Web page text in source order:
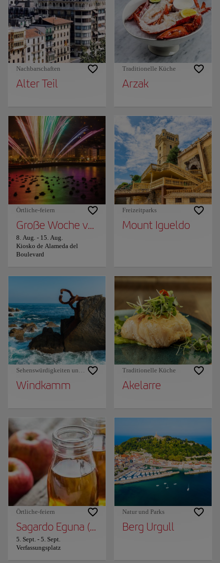
Nachbarschaften
Alter Teil
Traditionelle Küche
Arzak
Örtliche-feiern
Große Woche von San Sebastián
8. Aug. - 15. Aug.
Kiosko de Alameda del
Boulevard
Freizeitparks
Mount Igueldo
Sehenswürdigkeiten und Denkmäler
Windkamm
Traditionelle Küche
Akelarre
Örtliche-feiern
Sagardo Eguna (Cider Day)
5. Sept. - 5. Sept.
Verfassungsplatz
Natur und Parks
Berg Urgull